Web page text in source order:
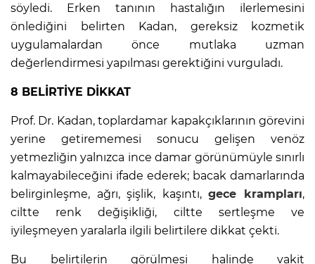
söyledi. Erken tanının hastalığın ilerlemesini
önlediğini belirten Kadan, gereksiz kozmetik
uygulamalardan önce mutlaka uzman
değerlendirmesi yapılması gerektiğini vurguladı.
8 BELİRTİYE DİKKAT
Prof. Dr. Kadan, toplardamar kapakçıklarının görevini
yerine getirememesi sonucu gelişen venöz
yetmezliğin yalnızca ince damar görünümüyle sınırlı
kalmayabileceğini ifade ederek; bacak damarlarında
belirginleşme, ağrı, şişlik, kaşıntı,gece krampları,
ciltte renk değişikliği, ciltte sertleşme ve
iyileşmeyen yaralarla ilgili belirtilere dikkat çekti.
Bu belirtilerin görülmesi halinde vakit